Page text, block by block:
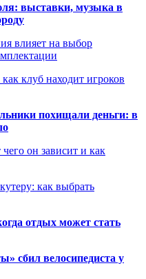
выставки, музыка в
влияет на выбор
клуб находит игроков
похищали деньги: в
чего он зависит и как
как выбрать
отдых может стать
сбил велосипедиста у